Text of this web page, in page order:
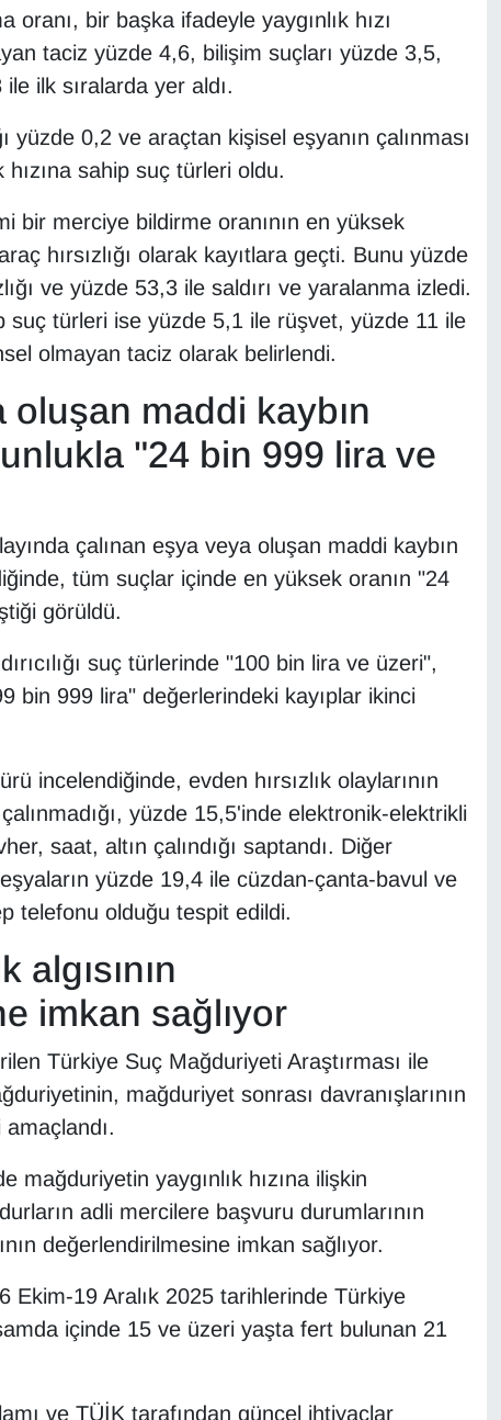
bir başka ifadeyle yaygınlık hızı
taciz yüzde 4,6, bilişim suçları yüzde 3,5,
ile ilk sıralarda yer aldı.
yüzde 0,2 ve araçtan kişisel eşyanın çalınması
sahip suç türleri oldu.
bir merciye bildirme oranının en yüksek
hırsızlığı olarak kayıtlara geçti. Bunu yüzde
ve yüzde 53,3 ile saldırı ve yaralanma izledi.
suç türleri ise yüzde 5,1 ile rüşvet, yüzde 11 ile
olmayan taciz olarak belirlendi.
oluşan maddi kaybın
"24 bin 999 lira ve
çalınan eşya veya oluşan maddi kaybın
tüm suçlar içinde en yüksek oranın "24
görüldü.
suç türlerinde "100 bin lira ve üzeri",
bin 999 lira" değerlerindeki kayıplar ikinci
incelendiğinde, evden hırsızlık olaylarının
yüzde 15,5'inde elektronik-elektrikli
saat, altın çalındığı saptandı. Diğer
eşyaların yüzde 19,4 ile cüzdan-çanta-bavul ve
telefonu olduğu tespit edildi.
algısının
imkan sağlıyor
Türkiye Suç Mağduriyeti Araştırması ile
mağduriyet sonrası davranışlarının
amaçlandı.
mağduriyetin yaygınlık hızına ilişkin
adli mercilere başvuru durumlarının
değerlendirilmesine imkan sağlıyor.
Ekim-19 Aralık 2025 tarihlerinde Türkiye
içinde 15 ve üzeri yaşta fert bulunan 21
ve TÜİK tarafından güncel ihtiyaçlar